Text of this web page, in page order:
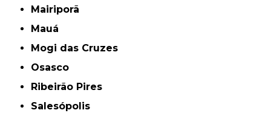
Mairiporã
Mauá
Mogi das Cruzes
Osasco
Ribeirão Pires
Salesópolis